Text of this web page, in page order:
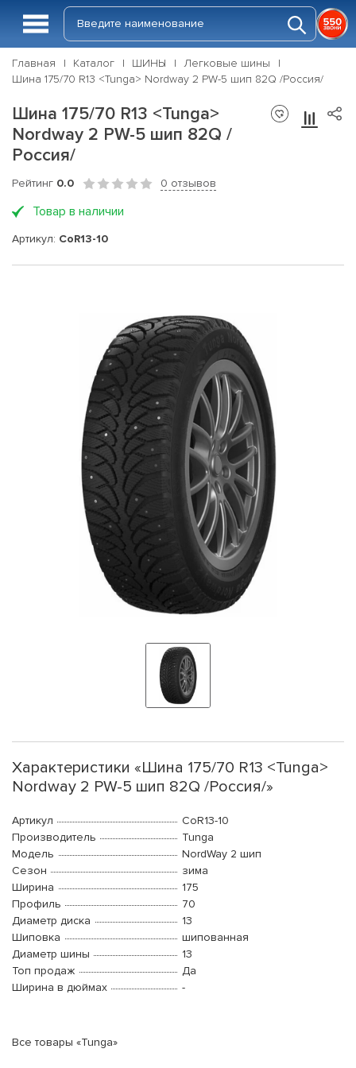
Главная Каталог ШИНЫ
Легковые шины
Шина 175/70 R13 <Tunga> Nordway 2 PW-5 шип 82Q /Россия/
Шина 175/70 R13 <Tunga>
Nordway 2 PW-5 шип 82Q /
Россия/
Рейтинг 0.0 0 отзывов
Товар в наличии
Артикул: CoR13-10
Характеристики «Шина 175/70 R13 <Tunga>
Nordway 2 PW-5 шип 82Q /Россия/»
Артикул
CoR13-10
Производитель
Tunga
Модель
NordWay 2 шип
Сезон
зима
Ширина
175
Профиль
70
Диаметр диска
13
Шиповка
шипованная
Диаметр шины
13
Топ продаж
Да
Ширина в дюймах
-
Все товары «Tunga»